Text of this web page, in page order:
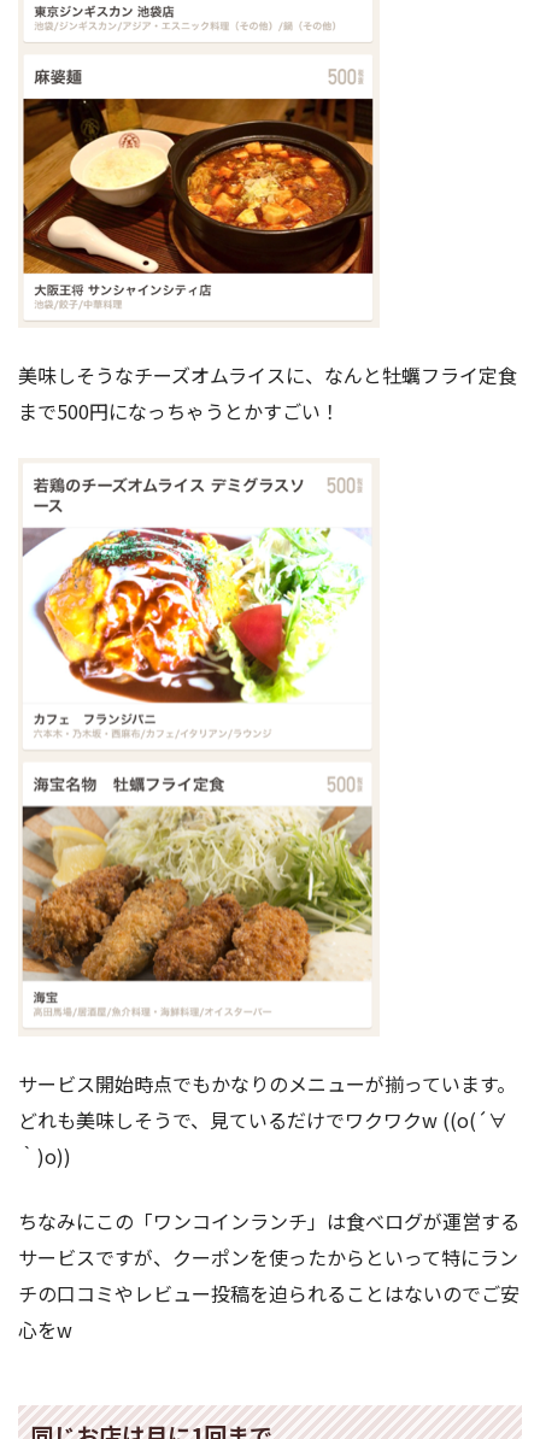
美味しそうなチーズオムライスに、なんと牡蠣フライ定食
まで500円になっちゃうとかすごい！
サービス開始時点でもかなりのメニューが揃っています。
どれも美味しそうで、見ているだけでワクワクw ((o(´∀
｀)o))
ちなみにこの「ワンコインランチ」は食べログが運営する
サービスですが、クーポンを使ったからといって特にラン
チの口コミやレビュー投稿を迫られることはないのでご安
心をw